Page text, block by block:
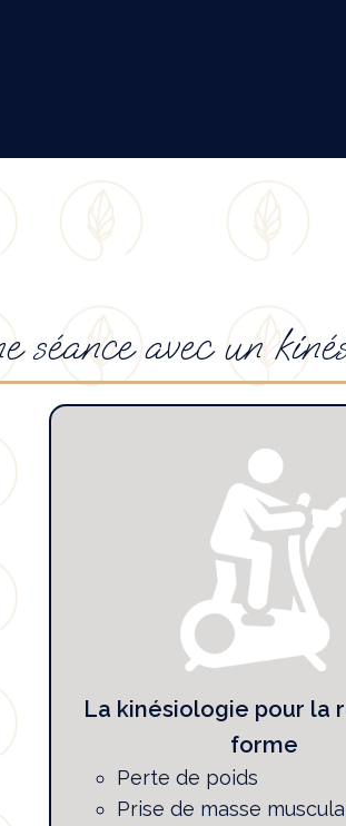
avec un
La kinésiologie pour la
forme
Perte de poids
Prise de masse